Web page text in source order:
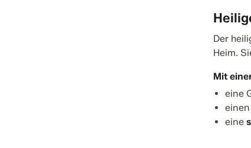
Der
Heim.
Mit
eine
einen
eine